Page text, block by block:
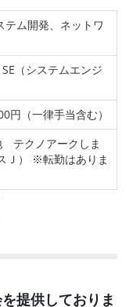
テム開発、ネットワ
（システムエンジ
円（一律手当含む）
テクノアークしま
Ｊ） ※転勤はありま
提供しておりま